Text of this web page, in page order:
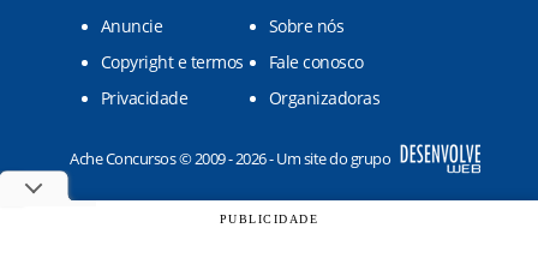
Anuncie
Sobre nós
Copyright e termos
Fale conosco
Privacidade
Organizadoras
Ache Concursos © 2009 - 2026 - Um site do grupo
PUBLICIDADE